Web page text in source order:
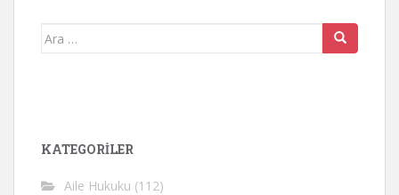
Arama
KATEGORİLER
Aile Hukuku (112)